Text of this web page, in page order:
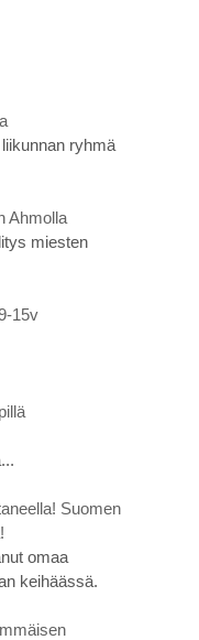
ryhmä
Ahmolla
miesten
15v
Suomen
omaa
keihäässä.